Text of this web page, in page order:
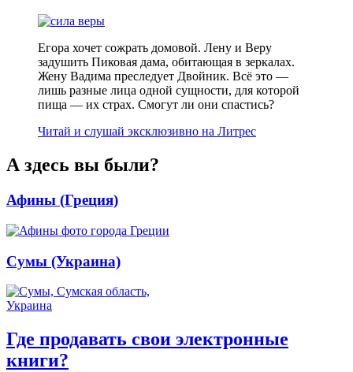
Егора хочет сожрать домовой. Лену и Веру
задушить Пиковая дама, обитающая в зеркалах.
Жену Вадима преследует Двойник. Всё это —
лишь разные лица одной сущности, для которой
пища — их страх. Смогут ли они спастись?
Читай и слушай эксклюзивно на Литрес
А здесь вы были?
Афины (Греция)
Сумы (Украина)
Где продавать свои электронные
книги?